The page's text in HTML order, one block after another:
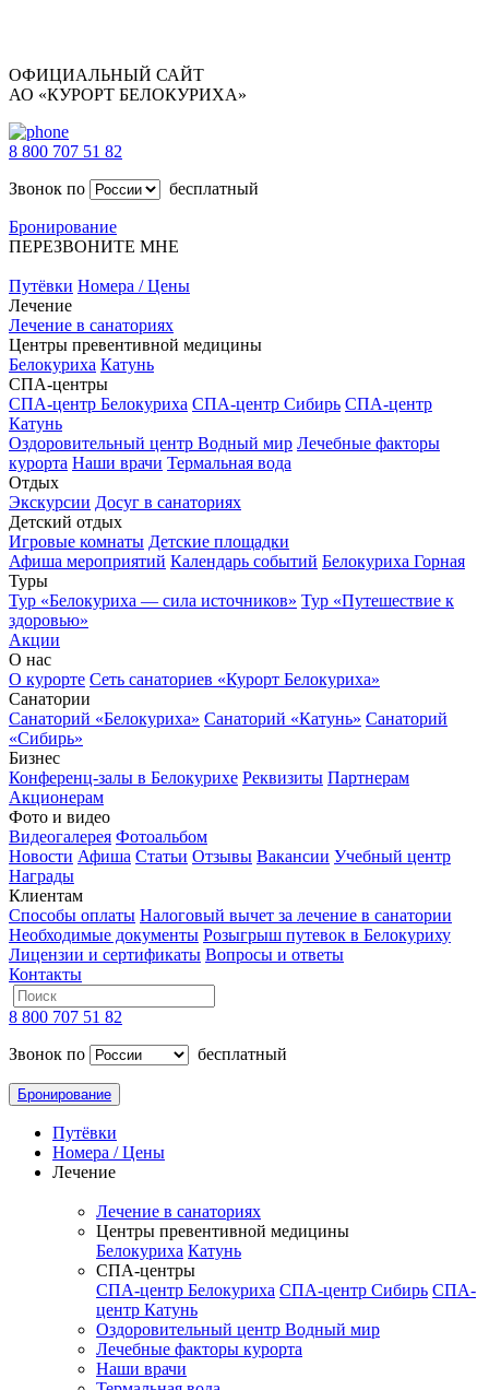
ОФИЦИАЛЬНЫЙ САЙТ
АО «КУРОРТ БЕЛОКУРИХА»
8 800 707 51 82
Звонок по
бесплатный
Бронирование
ПЕРЕЗВОНИТЕ МНЕ
Путёвки Номера / Цены
Лечение
Лечение в санаториях
Центры превентивной медицины
Белокуриха Катунь
СПА-центры
СПА-центр Белокуриха СПА-центр Сибирь СПА-центр
Катунь
Оздоровительный центр Водный мир Лечебные факторы
курорта Наши врачи Термальная вода
Отдых
Экскурсии Досуг в санаториях
Детский отдых
Игровые комнаты Детские площадки
Афиша мероприятий Календарь событий Белокуриха Горная
Туры
Тур «Белокуриха — сила источников» Тур «Путешествие к
здоровью»
Акции
О нас
О курорте Сеть санаториев «Курорт Белокуриха»
Санатории
Санаторий «Белокуриха» Санаторий «Катунь» Санаторий
«Сибирь»
Бизнес
Конференц-залы в Белокурихе Реквизиты Партнерам
Акционерам
Фото и видео
Видеогалерея Фотоальбом
Новости Афиша Статьи Отзывы Вакансии Учебный центр
Награды
Клиентам
Способы оплаты Налоговый вычет за лечение в санатории
Необходимые документы Розыгрыш путевок в Белокуриху
Лицензии и сертификаты Вопросы и ответы
Контакты
8 800 707 51 82
Звонок по
бесплатный
Бронирование
Путёвки
Номера / Цены
Лечение
Лечение в санаториях
Центры превентивной медицины
Белокуриха Катунь
СПА-центры
СПА-центр Белокуриха СПА-центр Сибирь СПА-
центр Катунь
Оздоровительный центр Водный мир
Лечебные факторы курорта
Наши врачи